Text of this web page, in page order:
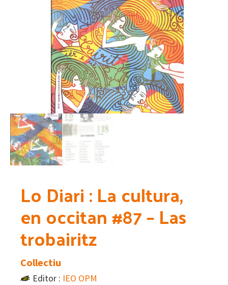
Lo Diari : La cultura,
en occitan #87 – Las
trobairitz
Collectiu
Editor : IEO OPM